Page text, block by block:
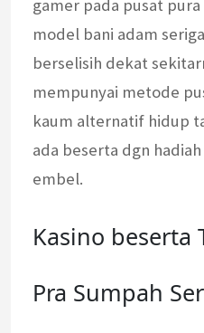
gamer pada pusat
model bani adam
berselisih dekat
mempunyai metode
kaum alternatif hidup
ada beserta dgn
embel.
Kasino beserta
Pra Sumpah